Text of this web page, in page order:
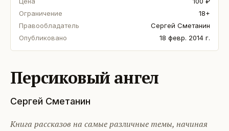
Ограничение
18+
Правообладатель
Сергей Сметанин
Опубликовано
18 февр. 2014 г.
Персиковый ангел
Сергей Сметанин
Книга рассказов на самые различные темы, начиная